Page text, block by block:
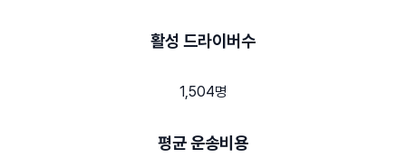
활성 드라이버수
1,504명
평균 운송비용